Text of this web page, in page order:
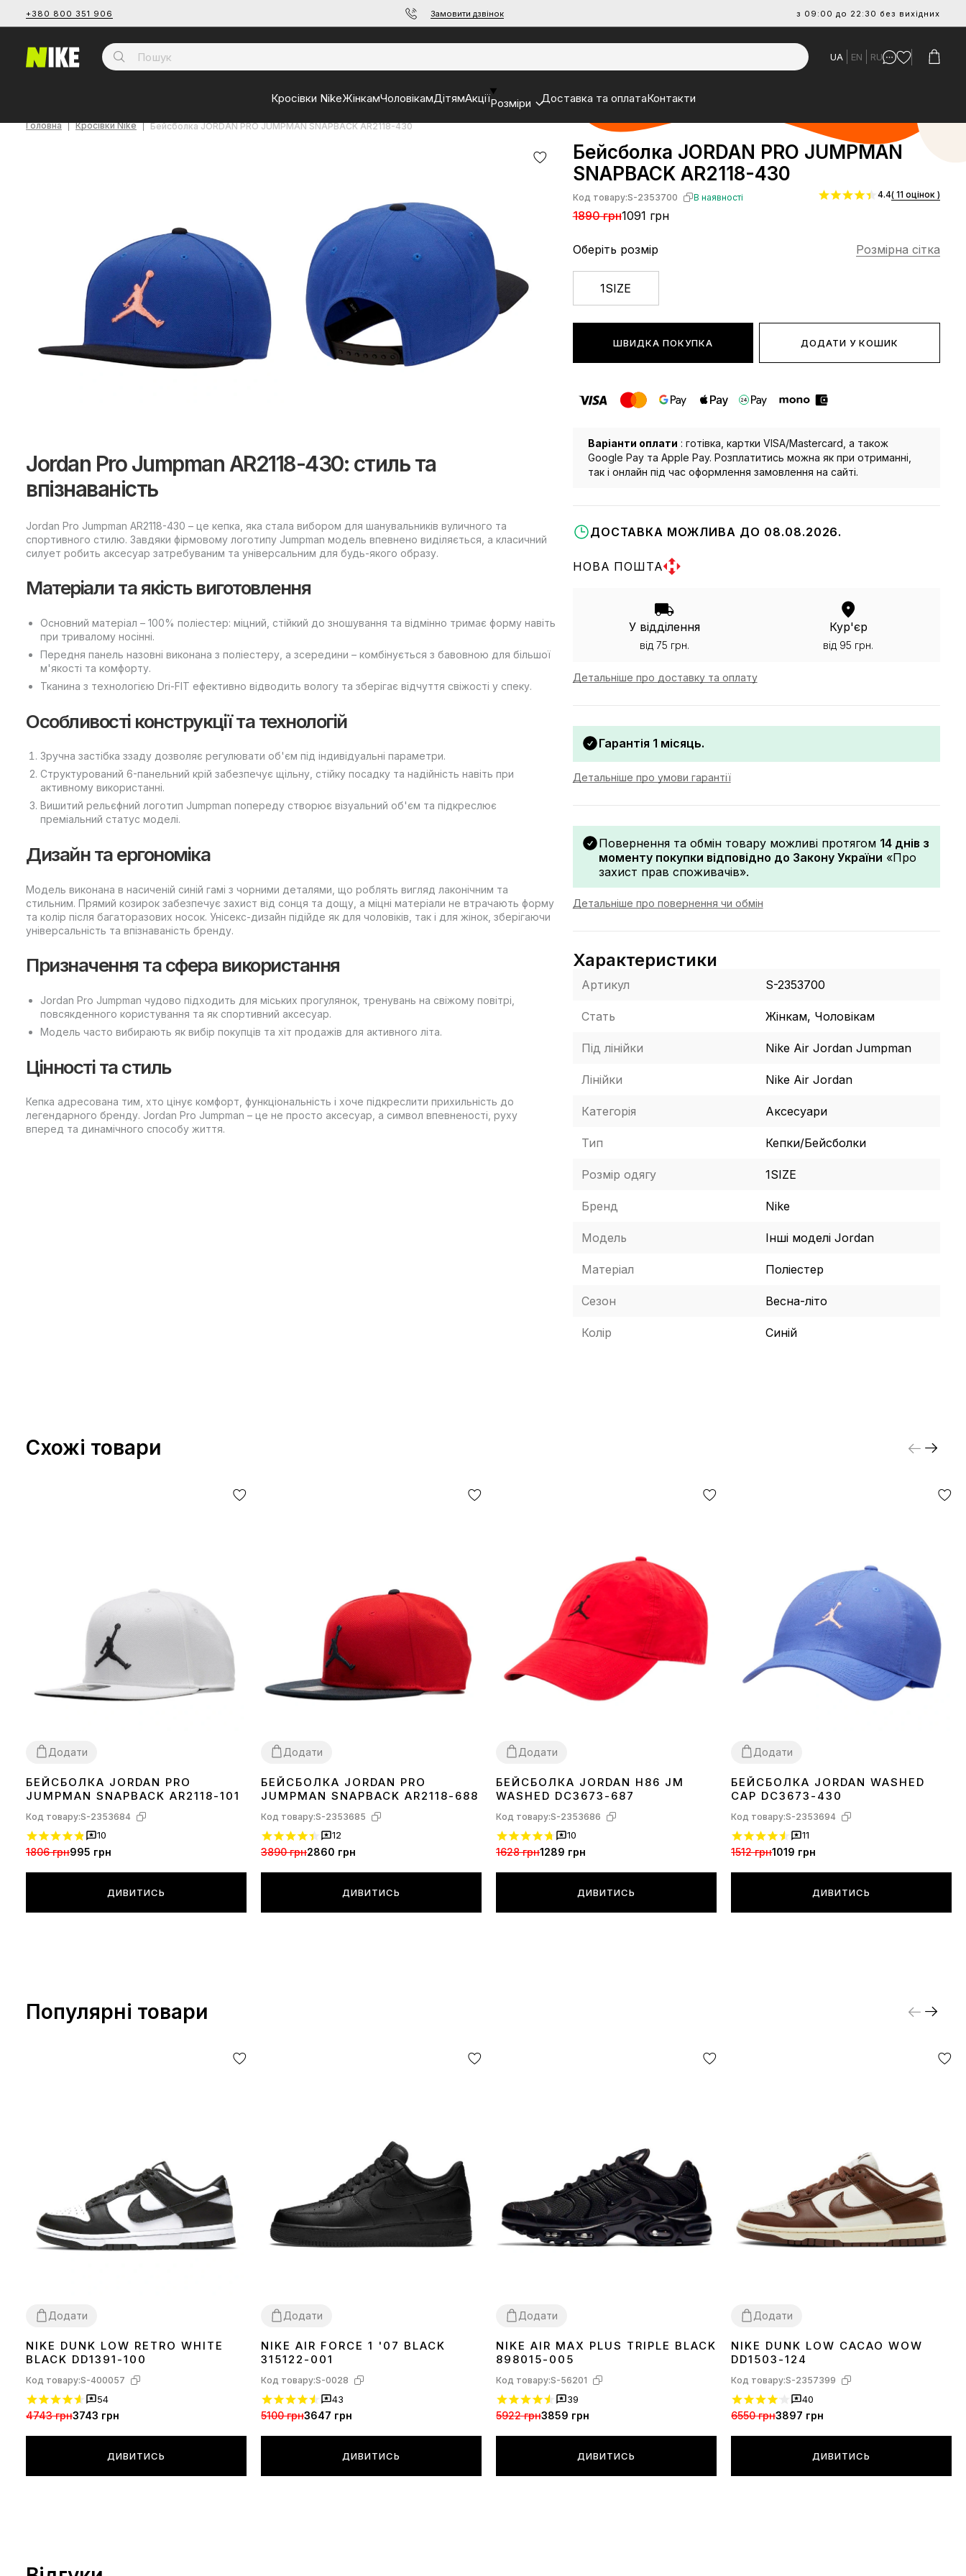
+380 800 351 906 Замовити дзвінок з 09:00 до 22:30 без вихідних
UA EN RU
Кросівки NikeЖінкамЧоловікамДітямАкціїРозміри Доставка та оплатаКонтакти
Головна Кросівки Nike Бейсболка JORDAN PRO JUMPMAN SNAPBACK AR2118-430
Jordan Pro Jumpman AR2118-430: стиль та
впізнаваність
Jordan Pro Jumpman AR2118-430 – це кепка, яка стала вибором для шанувальників вуличного та
спортивного стилю. Завдяки фірмовому логотипу Jumpman модель впевнено виділяється, а класичний
силует робить аксесуар затребуваним та універсальним для будь-якого образу.
Матеріали та якість виготовлення
Основний матеріал – 100% поліестер: міцний, стійкий до зношування та відмінно тримає форму навіть
при тривалому носінні.
Передня панель назовні виконана з поліестеру, а зсередини – комбінується з бавовною для більшої
м'якості та комфорту.
Тканина з технологією Dri-FIT ефективно відводить вологу та зберігає відчуття свіжості у спеку.
Особливості конструкції та технологій
Зручна застібка ззаду дозволяє регулювати об'єм під індивідуальні параметри.
Структурований 6-панельний крій забезпечує щільну, стійку посадку та надійність навіть при
активному використанні.
Вишитий рельєфний логотип Jumpman попереду створює візуальний об'єм та підкреслює
преміальний статус моделі.
Дизайн та ергономіка
Модель виконана в насиченій синій гамі з чорними деталями, що роблять вигляд лаконічним та
стильним. Прямий козирок забезпечує захист від сонця та дощу, а міцні матеріали не втрачають форму
та колір після багаторазових носок. Унісекс-дизайн підійде як для чоловіків, так і для жінок, зберігаючи
універсальність та впізнаваність бренду.
Призначення та сфера використання
Jordan Pro Jumpman чудово підходить для міських прогулянок, тренувань на свіжому повітрі,
повсякденного користування та як спортивний аксесуар.
Модель часто вибирають як вибір покупців та хіт продажів для активного літа.
Цінності та стиль
Кепка адресована тим, хто цінує комфорт, функціональність і хоче підкреслити прихильність до
легендарного бренду. Jordan Pro Jumpman – це не просто аксесуар, а символ впевненості, руху
вперед та динамічного способу життя.
Бейсболка JORDAN PRO JUMPMAN
SNAPBACK AR2118-430
Код товару:S-2353700 В наявності
1890 грн1091 грн
4.4( 11 оцінок )
Оберіть розмір Розмірна сітка
1SIZE
ШВИДКА ПОКУПКА ДОДАТИ У КОШИК
Варіанти оплати : готівка, картки VISA/Mastercard, а також
Google Pay та Apple Pay. Розплатитись можна як при отриманні,
так і онлайн під час оформлення замовлення на сайті.
ДОСТАВКА МОЖЛИВА ДО 08.08.2026.
НОВА ПОШТА
У відділення
від 75 грн.
Кур'єр
від 95 грн.
Детальніше про доставку та оплату
Гарантія 1 місяць.
Детальніше про умови гарантії
Повернення та обмін товару можливі протягом 14 днів з
моменту покупки відповідно до Закону України «Про
захист прав споживачів».
Детальніше про повернення чи обмін
Характеристики
Артикул S-2353700
Стать Жінкам, Чоловікам
Під лінійки Nike Air Jordan Jumpman
Лінійки Nike Air Jordan
Категорія Аксесуари
Тип Кепки/Бейсболки
Розмір одягу 1SIZE
Бренд Nike
Модель Інші моделі Jordan
Матеріал Поліестер
Сезон Весна-літо
Колір Cиній
Схожі товари
Додати
1SIZE
БЕЙСБОЛКА JORDAN PRO
JUMPMAN SNAPBACK AR2118-101
Код товару:S-2353684
10
1806 грн995 грн
ДИВИТИСЬ
Додати
1SIZE
БЕЙСБОЛКА JORDAN PRO
JUMPMAN SNAPBACK AR2118-688
Код товару:S-2353685
12
3890 грн2860 грн
ДИВИТИСЬ
Додати
1SIZE
БЕЙСБОЛКА JORDAN H86 JM
WASHED DC3673-687
Код товару:S-2353686
10
1628 грн1289 грн
ДИВИТИСЬ
Додати
1SIZE
БЕЙСБОЛКА JORDAN WASHED
CAP DC3673-430
Код товару:S-2353694
11
1512 грн1019 грн
ДИВИТИСЬ
Популярні товари
Додати
3637 383940 4142 43 4445
NIKE DUNK LOW RETRO WHITE
BLACK DD1391-100
Код товару:S-400057
54
4743 грн3743 грн
ДИВИТИСЬ
Додати
3637 38 39 40414243 44 45 46
NIKE AIR FORCE 1 '07 BLACK
315122-001
Код товару:S-0028
43
5100 грн3647 грн
ДИВИТИСЬ
Додати
3637 38 39 404142 434445
NIKE AIR MAX PLUS TRIPLE BLACK
898015-005
Код товару:S-56201
39
5922 грн3859 грн
ДИВИТИСЬ
Додати
3637 383940 414243 4445
NIKE DUNK LOW CACAO WOW
DD1503-124
Код товару:S-2357399
40
6550 грн3897 грн
ДИВИТИСЬ